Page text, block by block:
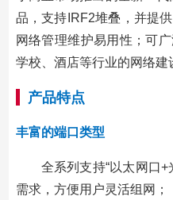
品，支持IRF2堆叠，并提
网络管理维护易用性；可
学校、酒店等行业的网络建
产品特点
丰富的端口类型
全系列支持“以太网口
需求，方便用户灵活组网；